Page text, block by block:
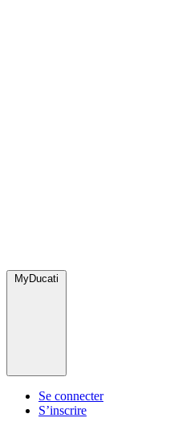
MyDucati
Se connecter
S’inscrire